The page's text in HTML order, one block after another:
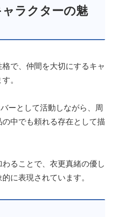
ラクターの魅
で、仲間を大切にするキャ
。
ーとして活動しながら、周
中でも頼れる存在として描
ることで、衣更真緒の優し
に表現されています。